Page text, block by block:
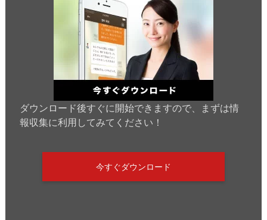
ダウンロード後すぐに開始できますので、まずは情
報収集に利用してみてください！
今すぐダウンロード